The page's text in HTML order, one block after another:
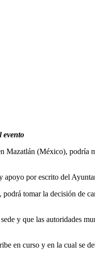
evento
(México), podría
por escrito del
tomar la decisión de
y que las autoridades
en curso y en la cual se